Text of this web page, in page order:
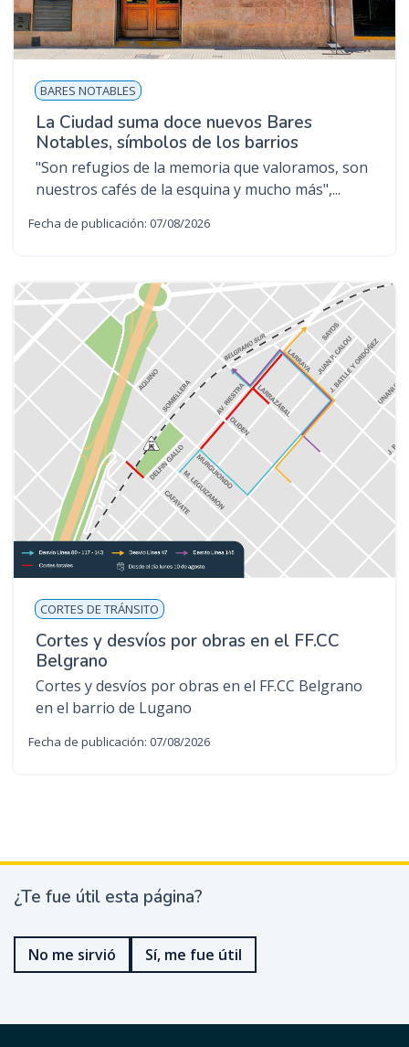
BARES NOTABLES
La Ciudad suma doce nuevos Bares
Notables, símbolos de los barrios
"Son refugios de la memoria que valoramos, son
nuestros cafés de la esquina y mucho más",...
Fecha de publicación: 07/08/2026
CORTES DE TRÁNSITO
Cortes y desvíos por obras en el FF.CC
Belgrano
Cortes y desvíos por obras en el FF.CC Belgrano
en el barrio de Lugano
Fecha de publicación: 07/08/2026
¿
e
u
t
¿Te fue útil esta página?
No me sirvió Sí, me fue útil